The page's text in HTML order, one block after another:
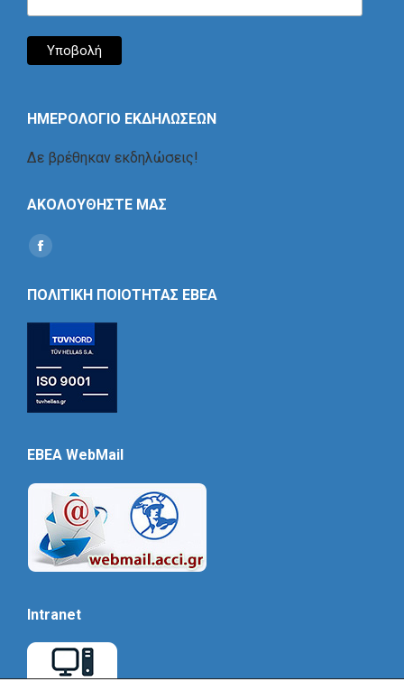
ΗΜΕΡΟΛΟΓΙΟ ΕΚΔΗΛΩΣΕΩΝ
Δε βρέθηκαν εκδηλώσεις!
ΑΚΟΛΟΥΘΗΣΤΕ ΜΑΣ
Find us on:
Social
ΠΟΛΙΤΙΚΗ ΠΟΙΟΤΗΤΑΣ ΕΒΕΑ
EBEA WebMail
Intranet